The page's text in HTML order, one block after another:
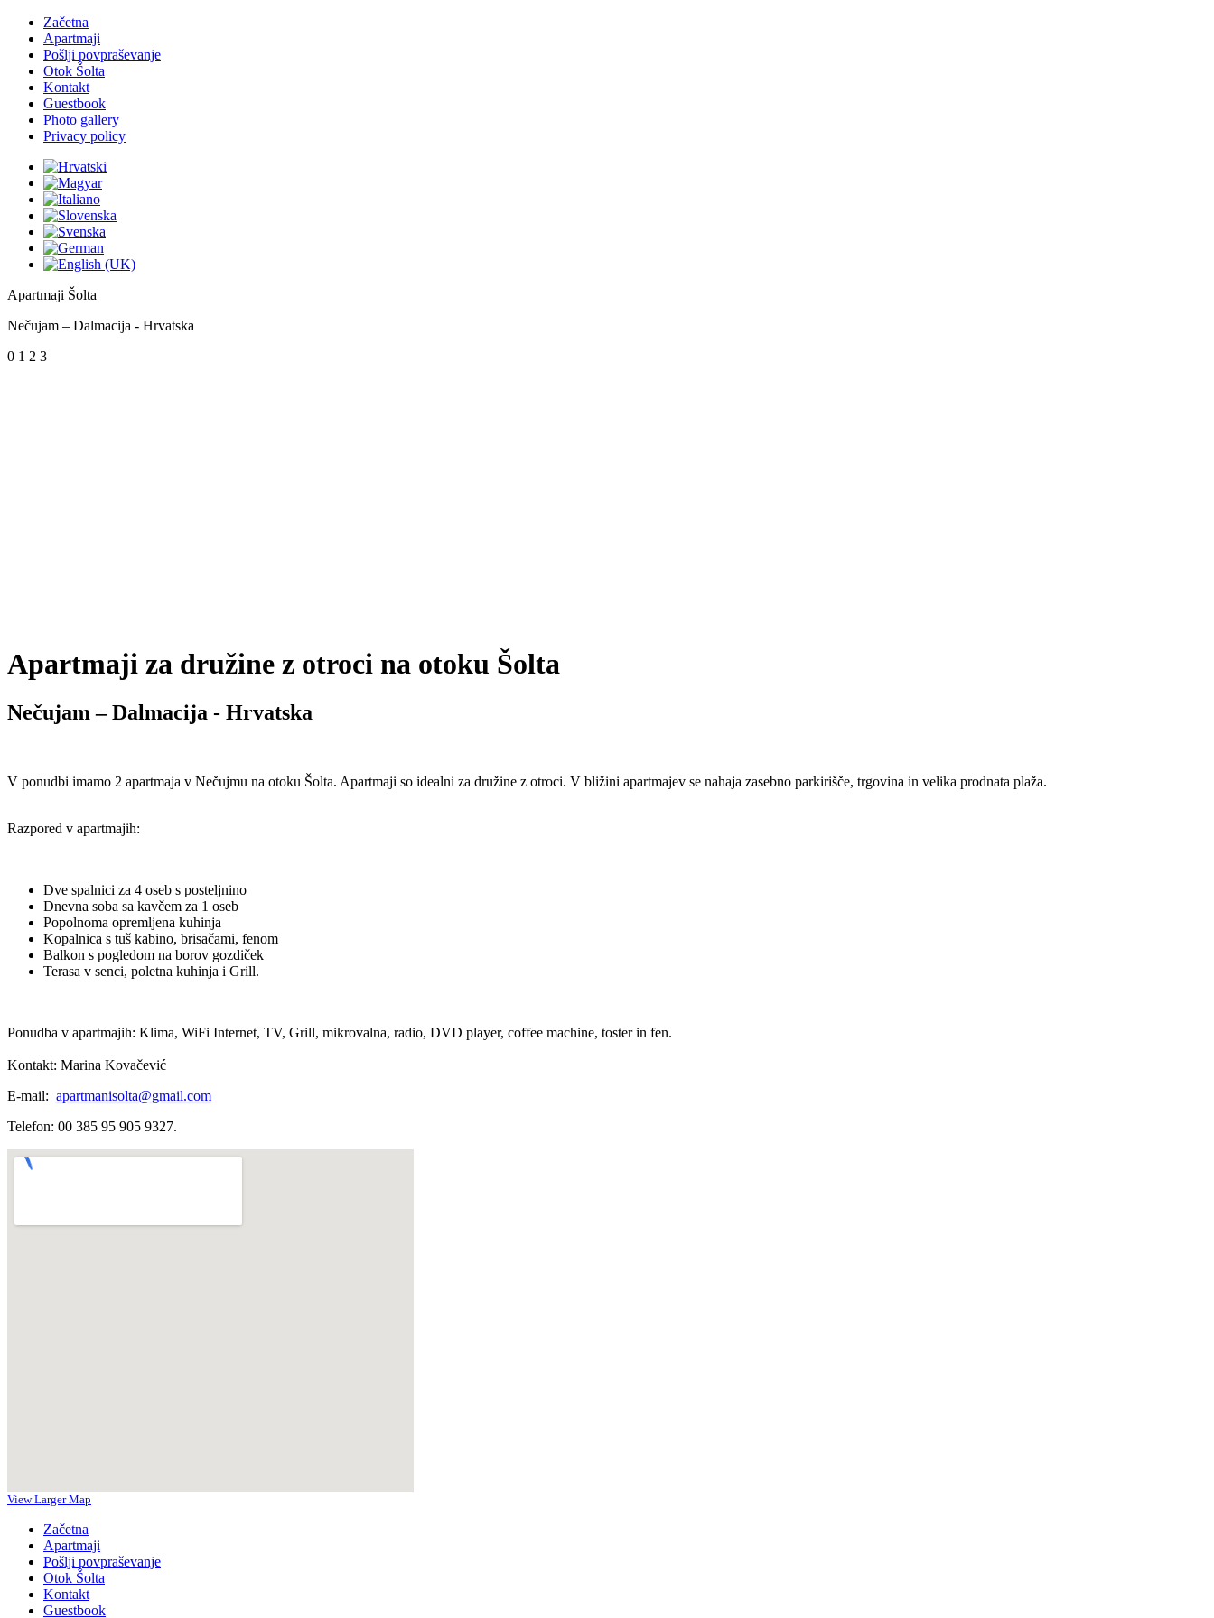
Začetna
Apartmaji
Pošlji povpraševanje
Otok Šolta
Kontakt
Guestbook
Photo gallery
Privacy policy
Apartmaji Šolta
Nečujam – Dalmacija - Hrvatska
0 1 2 3
Apartmaji za družine z otroci na otoku Šolta
Nečujam – Dalmacija - Hrvatska
V ponudbi imamo 2 apartmaja v Nečujmu na otoku Šolta. Apartmaji so idealni za družine z otroci. V bližini apartmajev se nahaja zasebno parkirišče, trgovina in velika prodnata plaža.
Razpored v apartmajih:
Dve spalnici za 4 oseb s posteljnino
Dnevna soba sa kavčem za 1 oseb
Popolnoma opremljena kuhinja
Kopalnica s tuš kabino, brisačami, fenom
Balkon s pogledom na borov gozdiček
Terasa v senci, poletna kuhinja i Grill.
Ponudba v apartmajih: Klima, WiFi Internet, TV, Grill, mikrovalna, radio, DVD player, coffee machine, toster in fen.
Kontakt: Marina Kovačević
E-mail: apartmanisolta@gmail.com
Telefon: 00 385 95 905 9327.
View Larger Map
Začetna
Apartmaji
Pošlji povpraševanje
Otok Šolta
Kontakt
Guestbook